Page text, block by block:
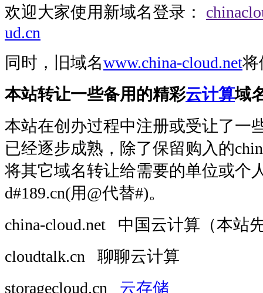
欢迎大家使用新域名登录：
ud.cn
同时，旧域名www.china-cloud.net将
本站转让一些备用的精彩云计算域
本站在创办过程中注册或受让了一
已经逐步成熟，除了保留购入的
将其它域名转让给需要的单位或个
d#189.cn(用@代替#)。
china-cloud.net 中国云计算（本站
cloudtalk.cn 聊聊云计算
storagecloud.cn 云存储